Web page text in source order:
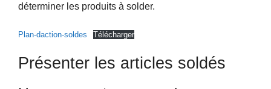
déterminer les produits à solder.
Plan-daction-soldes Télécharger
Présenter les articles soldés